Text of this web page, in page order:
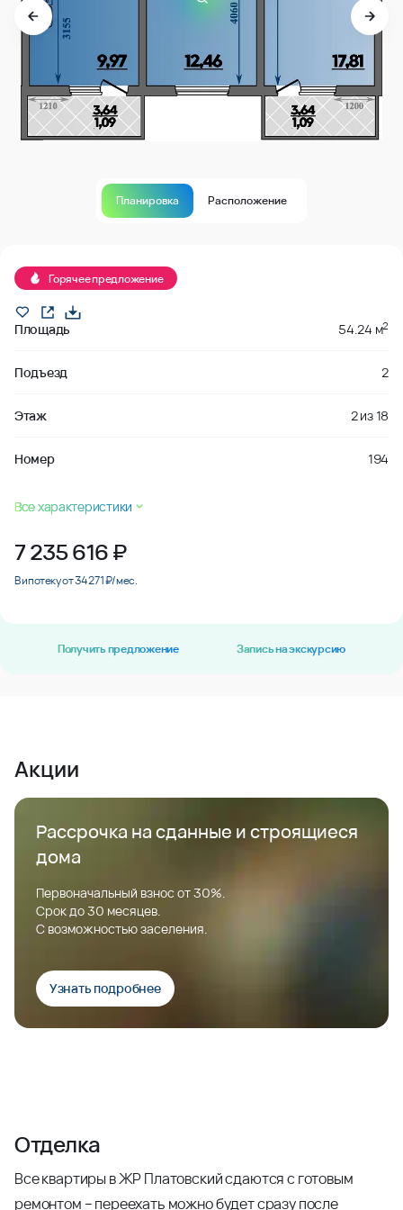
Планировка Расположение
Горячее предложение
Площадь 54.24 м2
Подъезд 2
Этаж 2из18
Номер 194
Все характеристики
7 235 616₽
В ипотеку от 34 271 ₽/мес.
Получить предложение Запись на экскурсию
Акции
Рассрочка на сданные и строящиеся
дома
Первоначальный взнос от 30%.
Срок до 30 месяцев.
С возможностью заселения.
Узнать подробнее
Отделка
Все квартиры в ЖР Платовский сдаются с готовым
ремонтом – переехать можно будет сразу после